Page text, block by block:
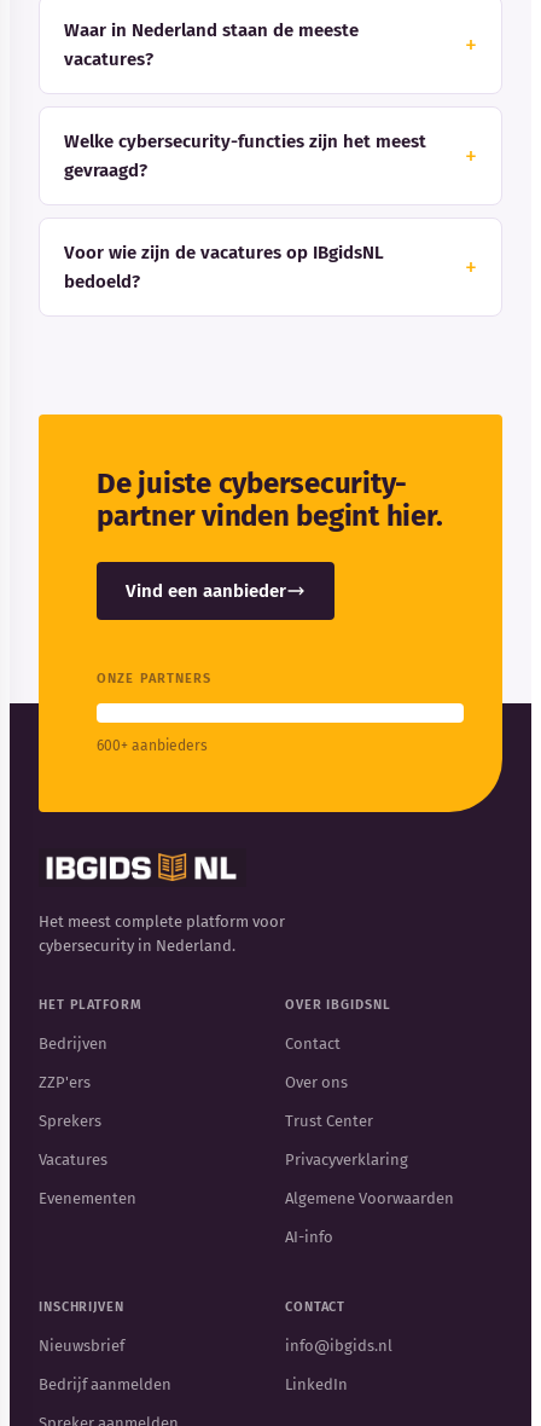
Waar in Nederland staan de meeste
vacatures?
Welke cybersecurity-functies zijn het meest
gevraagd?
Voor wie zijn de vacatures op IBgidsNL
bedoeld?
De juiste cybersecurity-
partner vinden begint hier.
Vind een aanbieder
ONZE PARTNERS
600+ aanbieders
Het meest complete platform voor
cybersecurity in Nederland.
HET PLATFORM
Bedrijven
ZZP'ers
Sprekers
Vacatures
Evenementen
OVER IBGIDSNL
Contact
Over ons
Trust Center
Privacyverklaring
Algemene Voorwaarden
AI-info
INSCHRIJVEN
Nieuwsbrief
Bedrijf aanmelden
CONTACT
info@ibgids.nl
LinkedIn